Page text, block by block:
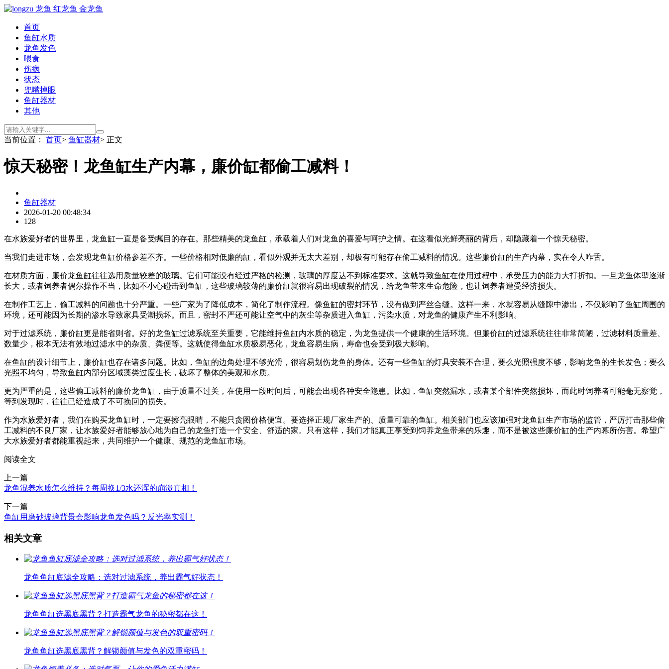
首页
鱼缸水质
龙鱼发色
喂食
伤病
状态
兜嘴掉眼
鱼缸器材
其他
当前位置： 首页> 鱼缸器材> 正文
惊天秘密！龙鱼缸生产内幕，廉价缸都偷工减料！
鱼缸器材
2026-01-20 00:48:34
128
在水族爱好者的世界里，龙鱼缸一直是备受瞩目的存在。那些精美的龙鱼缸，承载着人们对龙鱼的喜爱与呵护之情。在这看似光鲜亮丽的背后，却隐藏着一个惊天秘密。
当我们走进市场，会发现龙鱼缸价格参差不齐。一些价格相对低廉的缸，看似外观并无太大差别，却极有可能存在偷工减料的情况。这些廉价缸的生产内幕，实在令人咋舌。
在材质方面，廉价龙鱼缸往往选用质量较差的玻璃。它们可能没有经过严格的检测，玻璃的厚度达不到标准要求。这就导致鱼缸在使用过程中，承受压力的能力大打折扣。一旦龙鱼体型逐渐
长大，或者饲养者偶尔操作不当，比如不小心碰击到鱼缸，这些玻璃较薄的廉价缸就很容易出现破裂的情况，给龙鱼带来生命危险，也让饲养者遭受经济损失。
在制作工艺上，偷工减料的问题也十分严重。一些厂家为了降低成本，简化了制作流程。像鱼缸的密封环节，没有做到严丝合缝。这样一来，水就容易从缝隙中渗出，不仅影响了鱼缸周围的
环境，还可能因为长期的渗水导致家具受潮损坏。而且，密封不严还可能让空气中的灰尘等杂质进入鱼缸，污染水质，对龙鱼的健康产生不利影响。
对于过滤系统，廉价缸更是能省则省。好的龙鱼缸过滤系统至关重要，它能维持鱼缸内水质的稳定，为龙鱼提供一个健康的生活环境。但廉价缸的过滤系统往往非常简陋，过滤材料质量差、
数量少，根本无法有效地过滤水中的杂质、粪便等。这就使得鱼缸水质极易恶化，龙鱼容易生病，寿命也会受到极大影响。
在鱼缸的设计细节上，廉价缸也存在诸多问题。比如，鱼缸的边角处理不够光滑，很容易划伤龙鱼的身体。还有一些鱼缸的灯具安装不合理，要么光照强度不够，影响龙鱼的生长发色；要么
光照不均匀，导致鱼缸内部分区域藻类过度生长，破坏了整体的美观和水质。
更为严重的是，这些偷工减料的廉价龙鱼缸，由于质量不过关，在使用一段时间后，可能会出现各种安全隐患。比如，鱼缸突然漏水，或者某个部件突然损坏，而此时饲养者可能毫无察觉，
等到发现时，往往已经造成了不可挽回的损失。
作为水族爱好者，我们在购买龙鱼缸时，一定要擦亮眼睛，不能只贪图价格便宜。要选择正规厂家生产的、质量可靠的鱼缸。相关部门也应该加强对龙鱼缸生产市场的监管，严厉打击那些偷
工减料的不良厂家，让水族爱好者能够放心地为自己的龙鱼打造一个安全、舒适的家。只有这样，我们才能真正享受到饲养龙鱼带来的乐趣，而不是被这些廉价缸的生产内幕所伤害。希望广
大水族爱好者都能重视起来，共同维护一个健康、规范的龙鱼缸市场。
阅读全文
上一篇
龙鱼混养水质怎么维持？每周换1/3水还浑的崩溃真相！
下一篇
鱼缸用磨砂玻璃背景会影响龙鱼发色吗？反光率实测！
相关文章
龙鱼鱼缸底滤全攻略：选对过滤系统，养出霸气好状态！
龙鱼鱼缸选黑底黑背？打造霸气龙鱼的秘密都在这！
龙鱼鱼缸选黑底黑背？解锁颜值与发色的双重密码！